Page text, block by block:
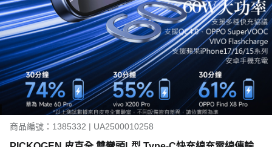
商品編號：1385332 | UA2500010258